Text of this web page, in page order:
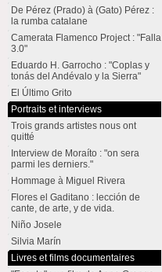
De Pérez (Prado) à (Gato) Pérez :
la rumba catalane
Camerata Flamenco Project : "Falla
3.0"
Eduardo H. Garrocho : "Coplas y
tonás del Andévalo y la Sierra"
El Último Grito
Portraits et interviews
Trois grands artistes nous ont
quitté
Interview de Moraíto : "on sera
parmi les derniers."
Hommage à Miguel Rivera
Flores el Gaditano : lección de
cante, de arte, y de vida.
Niño Josele
Silvia Marín
Livres et films documentaires